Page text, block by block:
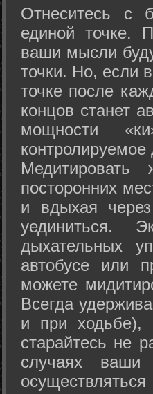
Отнеситесь с
единой точке.
ваши мысли
точки. Но, если
точке после
концов станет
мощности
контролируемое
посторонних
и вдыхая
уединиться.
дыхательных
автобусе или
можете
Всегда
и при ходьбе),
старайтесь не
случаях